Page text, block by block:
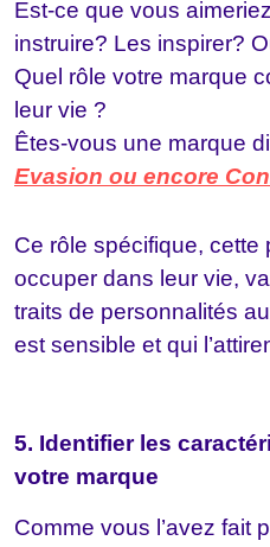
Est-ce que vous
instruire? Les inspirer?
Quel rôle votre marque
leur vie ?
Êtes-vous une marque
Evasion ou encore
Ce rôle spécifique,
occuper dans leur vie,
traits de personnalités
est sensible et qui
5. Identifier les
votre marque
Comme vous l’avez fait